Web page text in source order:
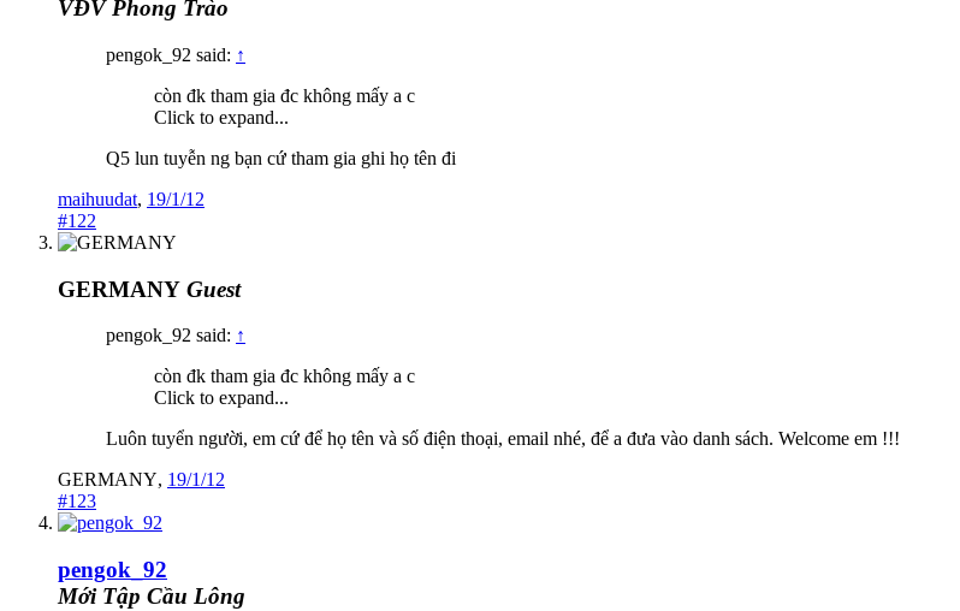
VĐV Phong Trào
pengok_92 said: ↑
còn đk tham gia đc không mấy a c
Click to expand...
Q5 lun tuyễn ng bạn cứ tham gia ghi họ tên đi
maihuudat, 19/1/12
#122
GERMANY Guest
pengok_92 said: ↑
còn đk tham gia đc không mấy a c
Click to expand...
Luôn tuyển người, em cứ để họ tên và số điện thoại, email nhé, để a đưa vào danh sách. Welcome em !!!
GERMANY, 19/1/12
#123
pengok_92
Mới Tập Cầu Lông